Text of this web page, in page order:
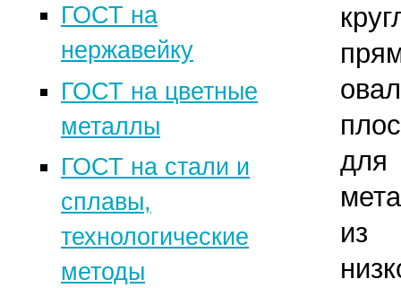
ГОСТ на
нержавейку
ГОСТ на цветные
металлы
ГОСТ на стали и
сплавы,
технологические
методы
для
из